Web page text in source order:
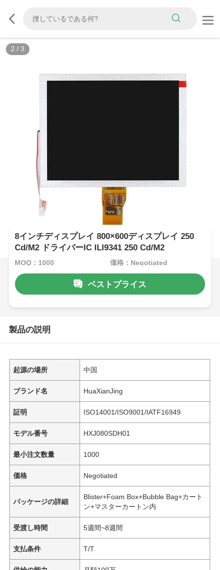
2 / 3
8インチディスプレイ 800×600ディスプレイ 250
Cd/M2 ドライバーIC ILI9341 250 Cd/M2
MOQ：1000 価格：Negotiated
ベストプライス
製品の説明
起源の場所 中国
ブランド名 HuaXianJing
証明 ISO14001/ISO9001/IATF16949
モデル番号 HXJ080SDH01
最小注文数量 1000
価格 Negotiated
パッケージの詳細
Blister+Foam Box+Bubble Bag+カート
ン+マスターカートン内
受渡し時間 5週間~8週間
支払条件 T/T